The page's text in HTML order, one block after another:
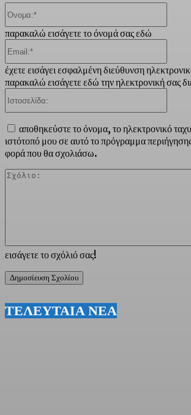
εισάγετε το σχόλιό σας!
παρακαλώ εισάγετε το όνομά σας εδώ
έχετε εισάγει εσφαλμένη διεύθυνση
παρακαλώ εισάγετε εδώ την ηλεκτρονική σας
αποθηκεύστε το όνομα, το ηλεκτρονικό
ιστότοπό μου σε αυτό το πρόγραμμα
φορά που θα σχολιάσω.
ΤΕΛΕΥΤΑΙΑ ΝΕΑ